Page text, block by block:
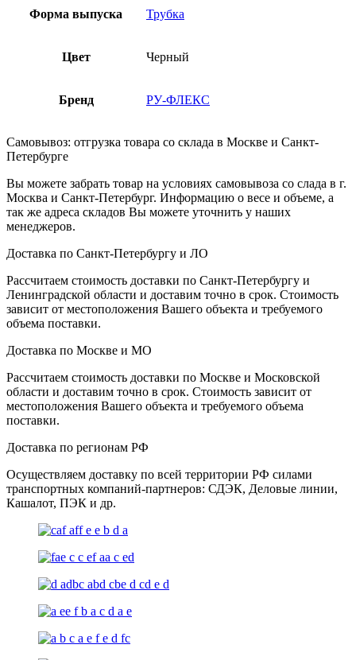
Форма выпуска Трубка
Цвет Черный
Бренд РУ-ФЛЕКС
Самовывоз: отгрузка товара со склада в Москве и Санкт-
Петербурге
Вы можете забрать товар на условиях самовывоза со слада в г.
Москва и Санкт-Петербург. Информацию о весе и объеме, а
так же адреса складов Вы можете уточнить у наших
менеджеров.
Доставка по Санкт-Петербургу и ЛО
Рассчитаем стоимость доставки по Санкт-Петербургу и
Ленинградской области и доставим точно в срок. Стоимость
зависит от местоположения Вашего объекта и требуемого
объема поставки.
Доставка по Москве и МО
Рассчитаем стоимость доставки по Москве и Московской
области и доставим точно в срок. Стоимость зависит от
местоположения Вашего объекта и требуемого объема
поставки.
Доставка по регионам РФ
Осуществляем доставку по всей территории РФ силами
транспортных компаний-партнеров: СДЭК, Деловые линии,
Кашалот, ПЭК и др.